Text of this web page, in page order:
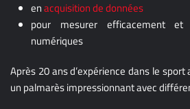
enacquisition de données
pour mesurer efficacement
numériques
Après 20 ans d’expérience dans le
un palmarès impressionnant avec